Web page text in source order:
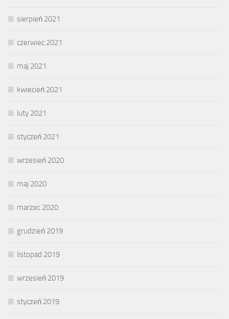
sierpień 2021
czerwiec 2021
maj 2021
kwiecień 2021
luty 2021
styczeń 2021
wrzesień 2020
maj 2020
marzec 2020
grudzień 2019
listopad 2019
wrzesień 2019
styczeń 2019